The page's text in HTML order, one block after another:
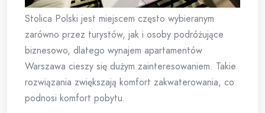
Stolica Polski jest miejscem często wybieranym
zarówno przez turystów, jak i osoby podróżujące
biznesowo, dlatego wynajem apartamentów
Warszawa cieszy się dużym zainteresowaniem. Takie
rozwiązania zwiększają komfort zakwaterowania, co
podnosi komfort pobytu.